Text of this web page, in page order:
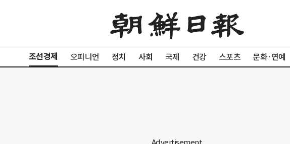
조선경제 오피니언 정치 사회 국제 건강 스포츠 문화·연예